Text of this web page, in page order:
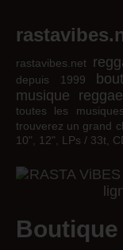
rastavibes.net
depuis 1999
musique reggae
toutes les
trouverez un grand
10", 12", LPs / 33t,